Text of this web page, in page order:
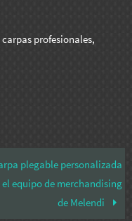
profesionales,
plegable personalizada
el equipo de merchandising
de Melendi